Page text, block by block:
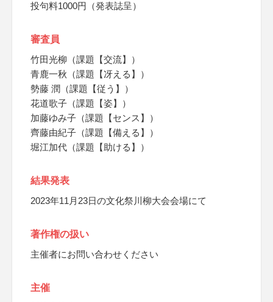
投句料1000円（発表誌呈）
審査員
竹田光柳（課題【交流】）
青鹿一秋（課題【冴える】）
勢藤 潤（課題【従う】）
花道歌子（課題【姿】）
加藤ゆみ子（課題【センス】）
齊藤由紀子（課題【備える】）
堀江加代（課題【助ける】）
結果発表
2023年11月23日の文化祭川柳大会会場にて
著作権の扱い
主催者にお問い合わせください
主催